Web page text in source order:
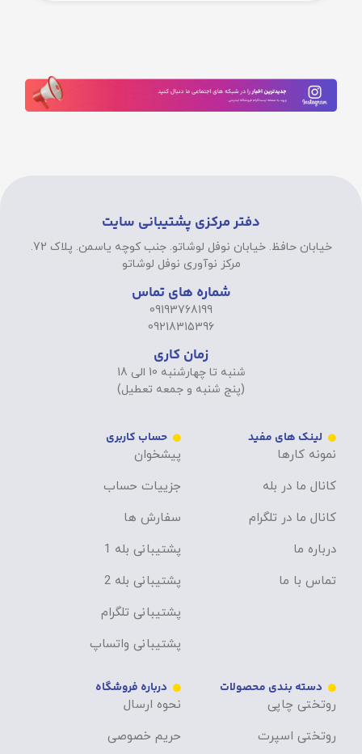
دفتر مرکزی پشتیبانی سایت
خیابان حافظ. خیابان نوفل لوشاتو. جنب کوچه یاسمن. پلاک 72.
مرکز نوآوری نوفل لوشاتو
شماره های تماس
09193768199
09218315396
زمان کاری
شنبه تا چهارشنبه 10 الی 18
(پنج شنبه و جمعه تعطیل)
لینک های مفید
نمونه کارها
کانال ما در بله
کانال ما در تلگرام
درباره ما
تماس با ما
حساب کاربری
پیشخوان
جزییات حساب
سفارش ها
پشتیبانی بله 1
پشتیبانی بله 2
پشتیبانی تلگرام
پشتیبانی واتساپ
دسته بندی محصولات
روتختی چاپی
روتختی اسپرت
درباره فروشگاه
نحوه ارسال
حریم خصوصی